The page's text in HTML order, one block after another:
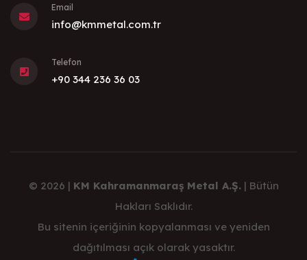
Email
info@kmmetal.com.tr
Telefon
+90 344 236 36 03
© 2026 | KM Kahramanmaraş Metal A.Ş.| Bütün
Hakları Saklıdır.
Bu sitenin içeriğinin kopyalanması ve yeniden
dağıtılması açık olarak yasaktır.